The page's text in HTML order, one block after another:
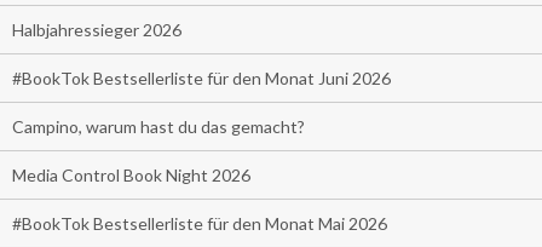
Halbjahressieger 2026
#BookTok Bestsellerliste für den Monat Juni 2026
Campino, warum hast du das gemacht?
Media Control Book Night 2026
#BookTok Bestsellerliste für den Monat Mai 2026